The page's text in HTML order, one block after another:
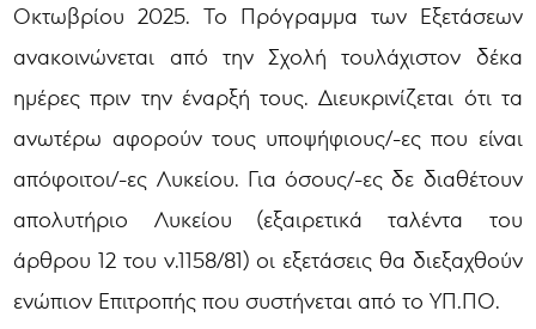
Οκτωβρίου 2025. Το Πρόγραμμα των Εξετάσεων
ανακοινώνεται από την Σχολή τουλάχιστον δέκα
ημέρες πριν την έναρξή τους. Διευκρινίζεται ότι τα
ανωτέρω αφορούν τους υποψήφιους/-ες που είναι
απόφοιτοι/-ες Λυκείου. Για όσους/-ες δε διαθέτουν
απολυτήριο Λυκείου (εξαιρετικά ταλέντα του
άρθρου 12 του ν.1158/81) οι εξετάσεις θα διεξαχθούν
ενώπιον Επιτροπής που συστήνεται από το ΥΠ.ΠΟ.